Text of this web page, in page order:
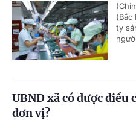
(Bắc
ty
UBND xã có được điều
đơn vị?